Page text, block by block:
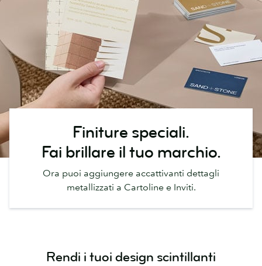
Finiture speciali.
Fai brillare il tuo marchio.
Ora puoi aggiungere accattivanti dettagli
metallizzati a Cartoline e Inviti.
Rendi i tuoi design scintillanti